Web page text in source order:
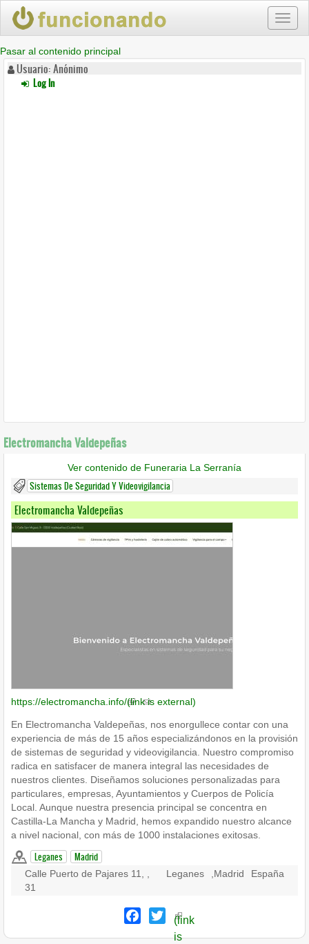
Pasar al contenido principal
Usuario: Anónimo
Log In
Electromancha Valdepeñas
Ver contenido de Funeraria La Serranía
Sistemas De Seguridad Y Videovigilancia
Electromancha Valdepeñas
https://electromancha.info/(link is external)
En Electromancha Valdepeñas, nos enorgullece contar con una
experiencia de más de 15 años especializándonos en la provisión
de sistemas de seguridad y videovigilancia. Nuestro compromiso
radica en satisfacer de manera integral las necesidades de
nuestros clientes. Diseñamos soluciones personalizadas para
particulares, empresas, Ayuntamientos y Cuerpos de Policía
Local. Aunque nuestra presencia principal se concentra en
Castilla-La Mancha y Madrid, hemos expandido nuestro alcance
a nivel nacional, con más de 1000 instalaciones exitosas.
Leganes Madrid
Calle Puerto de Pajares 11, ,
31
Leganes Madrid España
Facebook
Twitter
(link
is